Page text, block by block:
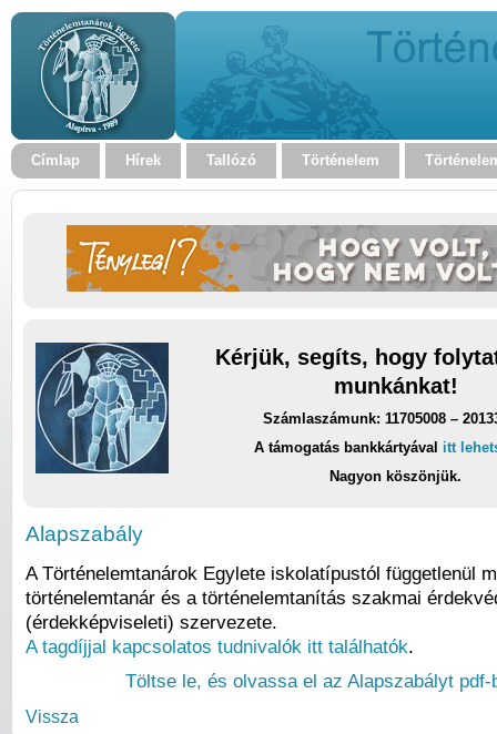
Címlap Hírek Tallózó Történelem
Kérjük, segíts, hogy
munkánkat!
Számlaszámunk: 11705008 –
A támogatás bankkártyával itt
Nagyon köszönjük.
Alapszabály
A Történelemtanárok Egylete iskolatípustól függetlenül
történelemtanár és a történelemtanítás szakmai
(érdekképviseleti) szervezete.
A tagdíjjal kapcsolatos tudnivalók itt találhatók.
Töltse le, és olvassa el az Alapszabályt pdf-
Vissza